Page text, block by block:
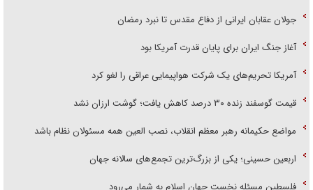
جولان عقابان ایرانی از دفاع مقدس تا نبرد رمضان
آغاز جنگ ایران برای پایان قدرت آمریکا بود
آمریکا تحریم‌های یک شرکت هواپیمایی عراقی را لغو کرد
قیمت گوسفند زنده ۳۰ درصد کاهش یافت؛ گوشت ارزان نشد
مواضع حکیمانه رهبر معظم انقلاب، نصب العین همه مسئولان نظام باشد
اربعین حسینی؛ یکی از بزرگ‌ترین تجمع‌های سالانه جهان
فلسطین مسئله نخست جهان اسلام به شمار می‌رود